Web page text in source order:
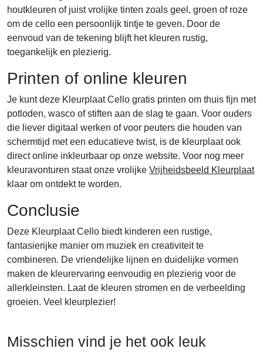
houtkleuren of juist vrolijke tinten zoals geel, groen of roze
om de cello een persoonlijk tintje te geven. Door de
eenvoud van de tekening blijft het kleuren rustig,
toegankelijk en plezierig.
Printen of online kleuren
Je kunt deze Kleurplaat Cello gratis printen om thuis fijn met
potloden, wasco of stiften aan de slag te gaan. Voor ouders
die liever digitaal werken of voor peuters die houden van
schermtijd met een educatieve twist, is de kleurplaat ook
direct online inkleurbaar op onze website. Voor nog meer
kleuravonturen staat onze vrolijke Vrijheidsbeeld Kleurplaat
klaar om ontdekt te worden.
Conclusie
Deze Kleurplaat Cello biedt kinderen een rustige,
fantasierijke manier om muziek en creativiteit te
combineren. De vriendelijke lijnen en duidelijke vormen
maken de kleurervaring eenvoudig en plezierig voor de
allerkleinsten. Laat de kleuren stromen en de verbeelding
groeien. Veel kleurplezier!
Misschien vind je het ook leuk